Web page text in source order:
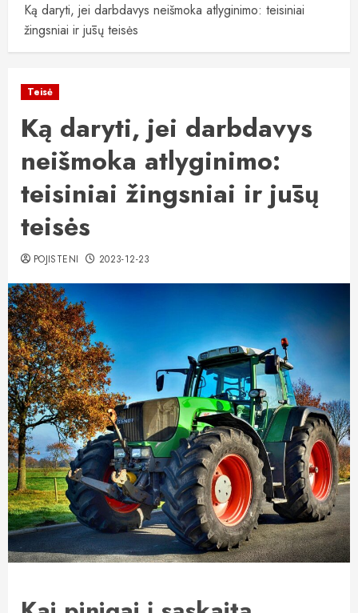
Ką daryti, jei darbdavys neišmoka atlyginimo: teisiniai
žingsniai ir jūsų teisės
Teisė
Ką daryti, jei darbdavys
neišmoka atlyginimo:
teisiniai žingsniai ir jūsų
teisės
POJISTENI 2023-12-23